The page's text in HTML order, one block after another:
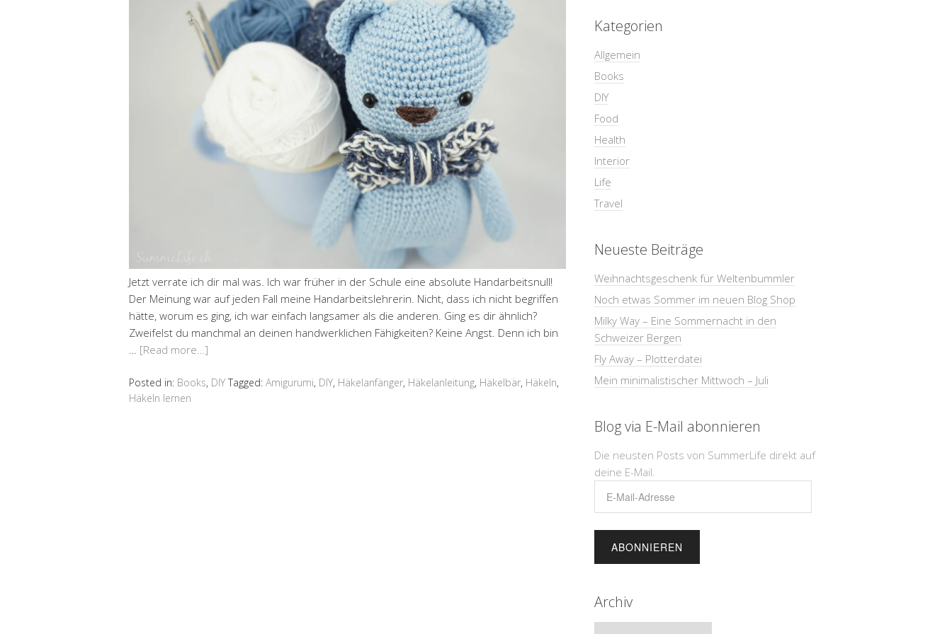
Jetzt verrate ich dir mal was. Ich war früher in der Schule eine absolute Handarbeitsnull!
Der Meinung war auf jeden Fall meine Handarbeitslehrerin. Nicht, dass ich nicht begriffen
hätte, worum es ging, ich war einfach langsamer als die anderen. Ging es dir ähnlich?
Zweifelst du manchmal an deinen handwerklichen Fähigkeiten? Keine Angst. Denn ich bin
[Read more…]
Posted in: Books, DIY Tagged: Amigurumi, DIY, Häkelanfänger, Häkelanleitung, Häkelbär, Häkeln,
Häkeln lernen
Kategorien
Allgemein
Books
DIY
Food
Health
Interior
Life
Travel
Neueste Beiträge
Weihnachtsgeschenk für Weltenbummler
Noch etwas Sommer im neuen Blog Shop
Milky Way – Eine Sommernacht in den
Schweizer Bergen
Fly Away – Plotterdatei
Mein minimalistischer Mittwoch – Juli
Blog via E-Mail abonnieren
Die neusten Posts von SummerLife direkt auf
deine E-Mail.
Archiv